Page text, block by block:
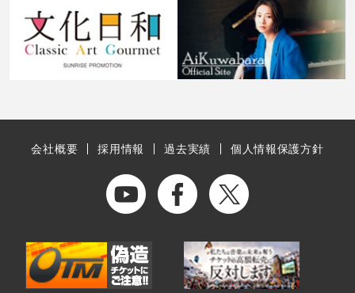
会社概要 採用情報 過去実績 個人情報保護方針